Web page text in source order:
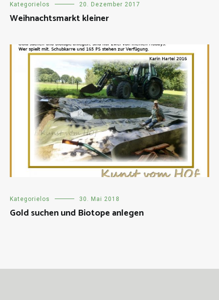
Kategorielos 20. Dezember 2017
Weihnachtsmarkt kleiner
Kategorielos 30. Mai 2018
Gold suchen und Biotope anlegen